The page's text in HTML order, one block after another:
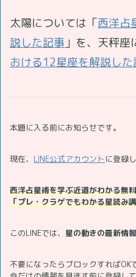
太陽については「西洋占
説した記事 」を、天秤
おける12星座を解説した
本題に入る前にお知らせです。
現在、 LINE公式アカウント に登録
西洋占星術を学ぶ近道がわかる無
「プレ・クラゲでもわかる星読み
このLINEでは、 星の動きの最新情
不要になったらブロックすればOK